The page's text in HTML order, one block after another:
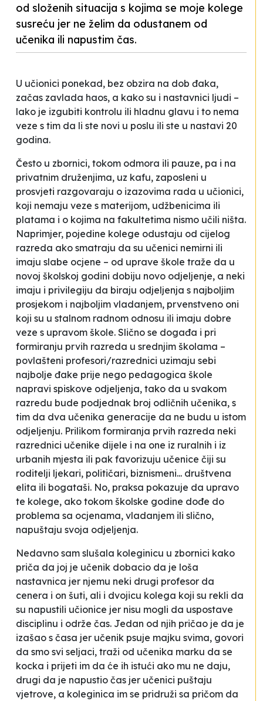
od složenih situacija s kojima se moje kolege
susreću jer ne želim da odustanem od
učenika ili napustim čas.
U učionici ponekad, bez obzira na dob đaka,
začas zavlada haos, a kako su i nastavnici ljudi –
lako je izgubiti kontrolu ili hladnu glavu i to nema
veze s tim da li ste novi u poslu ili ste u nastavi 20
godina.
Često u zbornici, tokom odmora ili pauze, pa i na
privatnim druženjima, uz kafu, zaposleni u
prosvjeti razgovaraju o izazovima rada u učionici,
koji nemaju veze s materijom, udžbenicima ili
platama i o kojima na fakultetima nismo učili ništa.
Naprimjer, pojedine kolege odustaju od cijelog
razreda ako smatraju da su učenici nemirni ili
imaju slabe ocjene – od uprave škole traže da u
novoj školskoj godini dobiju novo odjeljenje, a neki
imaju i privilegiju da biraju odjeljenja s najboljim
prosjekom i najboljim vladanjem, prvenstveno oni
koji su u stalnom radnom odnosu ili imaju dobre
veze s upravom škole. Slično se događa i pri
formiranju prvih razreda u srednjim školama –
povlašteni profesori/razrednici uzimaju sebi
najbolje đake prije nego pedagogica škole
napravi spiskove odjeljenja, tako da u svakom
razredu bude podjednak broj odličnih učenika, s
tim da dva učenika generacije da ne budu u istom
odjeljenju. Prilikom formiranja prvih razreda neki
razrednici učenike dijele i na one iz ruralnih i iz
urbanih mjesta ili pak favorizuju učenice čiji su
roditelji ljekari, političari, biznismeni... društvena
elita ili bogataši. No, praksa pokazuje da upravo
te kolege, ako tokom školske godine dođe do
problema sa ocjenama, vladanjem ili slično,
napuštaju svoja odjeljenja.
Nedavno sam slušala koleginicu u zbornici kako
priča da joj je učenik dobacio da je loša
nastavnica jer njemu neki drugi profesor da
cenera i on šuti, ali i dvojicu kolega koji su rekli da
su napustili učionice jer nisu mogli da uspostave
disciplinu i održe čas. Jedan od njih pričao je da je
izašao s časa jer učenik psuje majku svima, govori
da smo svi seljaci, traži od učenika marku da se
kocka i prijeti im da će ih istući ako mu ne daju,
drugi da je napustio čas jer učenici puštaju
vjetrove, a koleginica im se pridruži sa pričom da